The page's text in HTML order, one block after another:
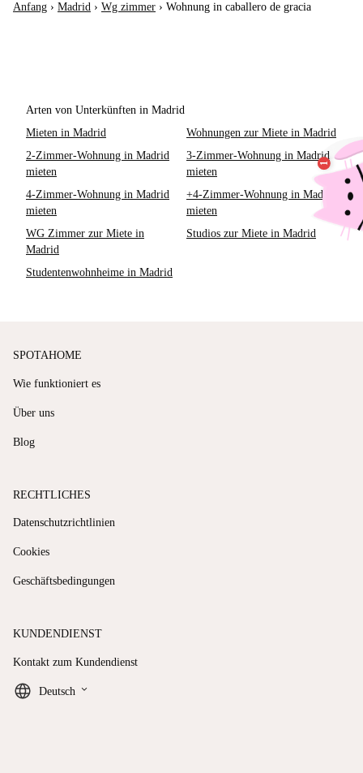
Anfang › Madrid › Wg zimmer › Wohnung in caballero de gracia
Arten von Unterkünften in Madrid
Mieten in Madrid
Wohnungen zur Miete in Madrid
2-Zimmer-Wohnung in Madrid
mieten
3-Zimmer-Wohnung in Madrid
mieten
4-Zimmer-Wohnung in Madrid
mieten
+4-Zimmer-Wohnung in Madrid
mieten
WG Zimmer zur Miete in
Madrid
Studios zur Miete in Madrid
Studentenwohnheime in Madrid
SPOTAHOME
Wie funktioniert es
Über uns
Blog
RECHTLICHES
Datenschutzrichtlinien
Cookies
Geschäftsbedingungen
KUNDENDIENST
Kontakt zum Kundendienst
Deutsch keyboard_arrow_down